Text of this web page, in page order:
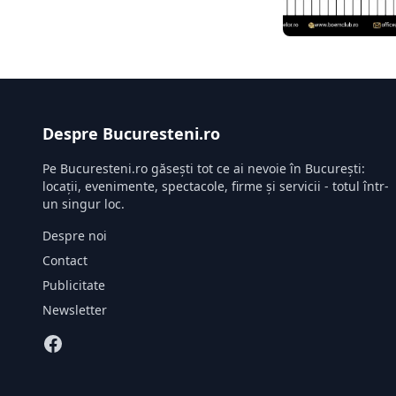
Despre Bucuresteni.ro
Pe Bucuresteni.ro găsești tot ce ai nevoie în București:
locații, evenimente, spectacole, firme și servicii - totul într-
un singur loc.
Despre noi
Contact
Publicitate
Newsletter